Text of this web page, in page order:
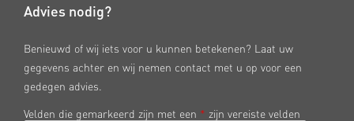
Advies nodig?
Benieuwd of wij iets voor u kunnen betekenen? Laat uw
gegevens achter en wij nemen contact met u op voor een
gedegen advies.
Velden die gemarkeerd zijn met een * zijn vereiste velden